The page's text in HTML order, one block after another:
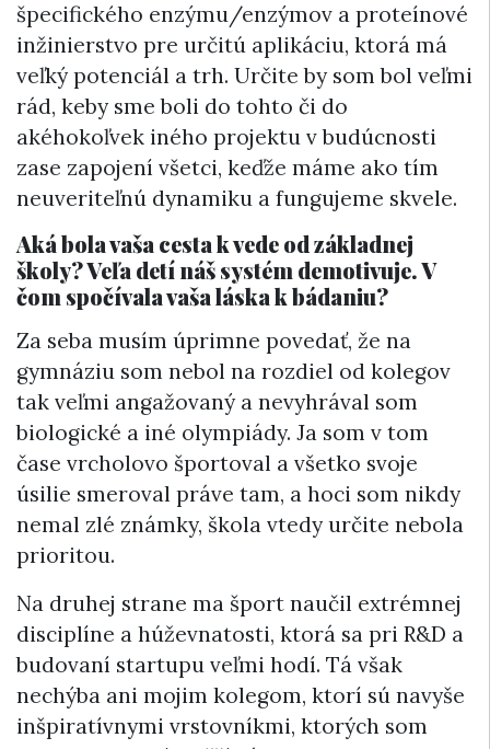
špecifického enzýmu/enzýmov a proteínové
inžinierstvo pre určitú aplikáciu, ktorá má
veľký potenciál a trh. Určite by som bol veľmi
rád, keby sme boli do tohto či do
akéhokoľvek iného projektu v budúcnosti
zase zapojení všetci, keďže máme ako tím
neuveriteľnú dynamiku a fungujeme skvele.
Aká bola vaša cesta k vede od základnej
školy? Veľa detí náš systém demotivuje. V
čom spočívala vaša láska k bádaniu?
Za seba musím úprimne povedať, že na
gymnáziu som nebol na rozdiel od kolegov
tak veľmi angažovaný a nevyhrával som
biologické a iné olympiády. Ja som v tom
čase vrcholovo športoval a všetko svoje
úsilie smeroval práve tam, a hoci som nikdy
nemal zlé známky, škola vtedy určite nebola
prioritou.
Na druhej strane ma šport naučil extrémnej
disciplíne a húževnatosti, ktorá sa pri R&D a
budovaní startupu veľmi hodí. Tá však
nechýba ani mojim kolegom, ktorí sú navyše
inšpiratívnymi vrstovníkmi, ktorých som